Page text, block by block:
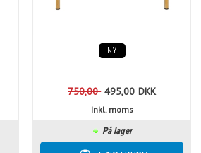
NY
750,00 495,00 DKK
inkl. moms
På lager